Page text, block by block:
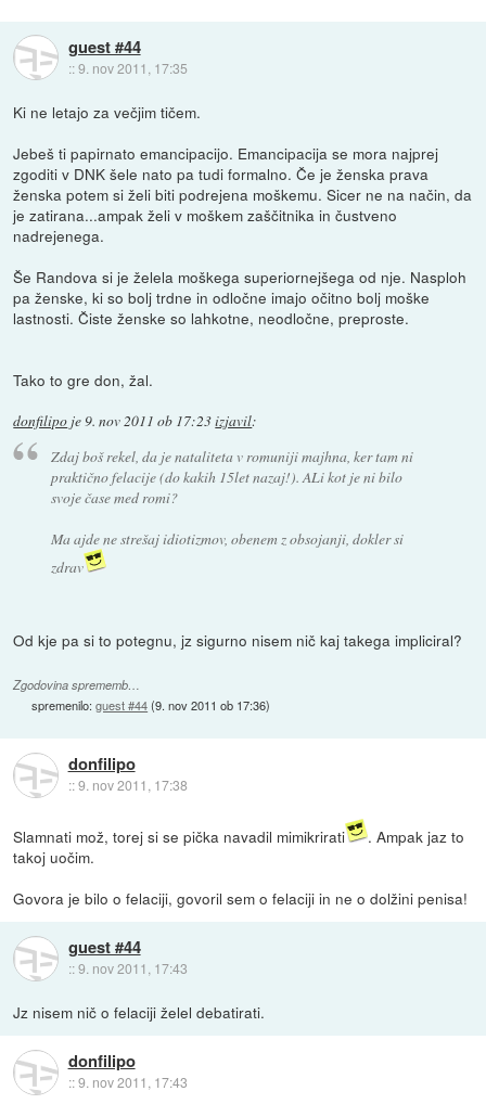
guest #44
::9. nov 2011, 17:35
Ki ne letajo za večjim tičem.
Jebeš ti papirnato emancipacijo. Emancipacija se mora najprej
zgoditi v DNK šele nato pa tudi formalno. Če je ženska prava
ženska potem si želi biti podrejena moškemu. Sicer ne na način, da
je zatirana...ampak želi v moškem zaščitnika in čustveno
nadrejenega.
Še Randova si je želela moškega superiornejšega od nje. Nasploh
pa ženske, ki so bolj trdne in odločne imajo očitno bolj moške
lastnosti. Čiste ženske so lahkotne, neodločne, preproste.
Tako to gre don, žal.
donfilipo je 9. nov 2011 ob 17:23izjavil:
Zdaj boš rekel, da je nataliteta v romuniji majhna, ker tam ni
praktično felacije (do kakih 15let nazaj!). ALi kot je ni bilo
svoje čase med romi?
Ma ajde ne strešaj idiotizmov, obenem z obsojanji, dokler si
zdrav
Od kje pa si to potegnu, jz sigurno nisem nič kaj takega impliciral?
Zgodovina sprememb…
spremenilo:guest #44(9. nov 2011 ob 17:36)
donfilipo
::9. nov 2011, 17:38
Slamnati mož, torej si se pička navadil mimikrirati
. Ampak jaz to
takoj uočim.
Govora je bilo o felaciji, govoril sem o felaciji in ne o dolžini penisa!
guest #44
::9. nov 2011, 17:43
Jz nisem nič o felaciji želel debatirati.
donfilipo
::9. nov 2011, 17:43